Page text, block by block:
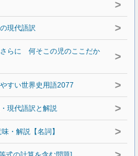
>
現代語訳 >
さらに 何そこの児のここだか
>
すい世界史用語2077 >
現代語訳と解説 >
・解説【名詞】 >